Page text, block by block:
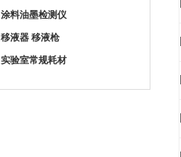
涂料油墨检测仪
移液器 移液枪
实验室常规耗材